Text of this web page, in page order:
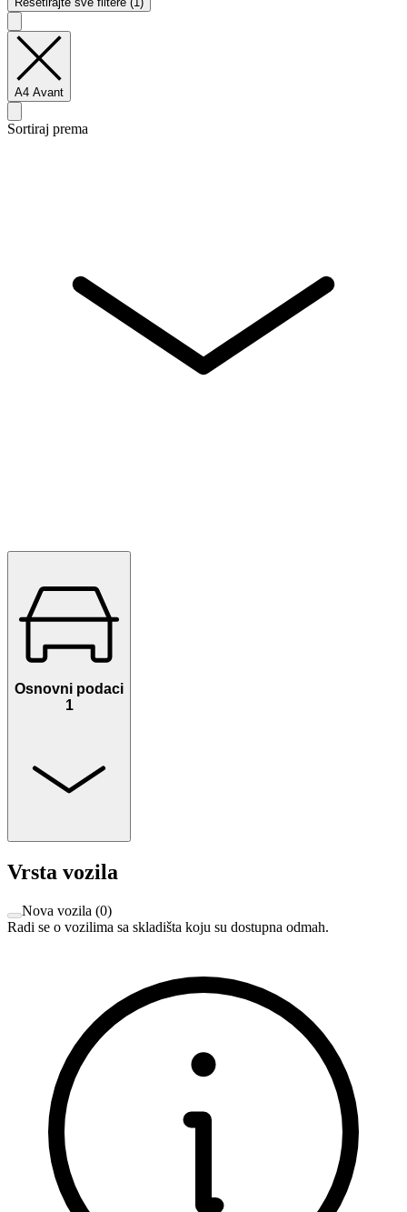
A4 Avant
Sortiraj prema
Osnovni podaci
1
Vrsta vozila
Nova vozila (0)
Radi se o vozilima sa skladišta koju su dostupna odmah.